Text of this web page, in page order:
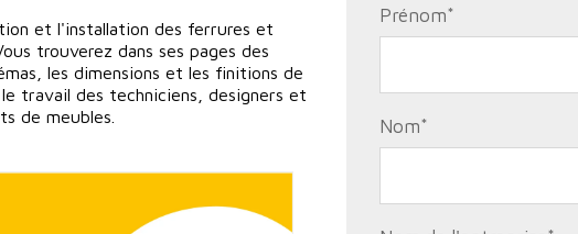
et l'installation des ferrures et
trouverez dans ses pages des
les dimensions et les finitions de
travail des techniciens, designers et
de meubles.
Prénom*
Nom*